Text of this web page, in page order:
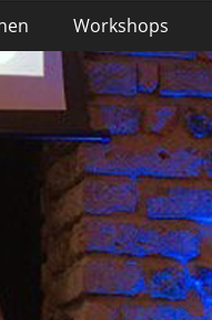
Workshops